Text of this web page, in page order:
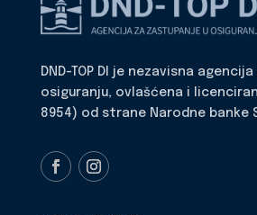
DND-TOP DI je nezavisna
osiguranju, ovlašćena i
8954) od strane Narodne banke